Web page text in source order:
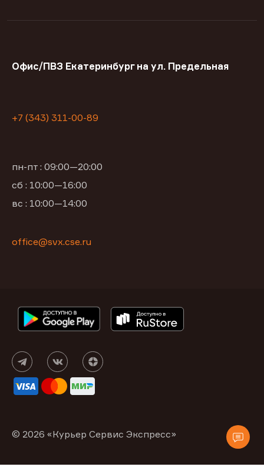
Офис/ПВЗ Екатеринбург на ул. Предельная
+7 (343) 311-00-89
пн-пт : 09:00—20:00
сб : 10:00—16:00
вс : 10:00—14:00
office@svx.cse.ru
© 2026 «Курьер Сервис Экспресс»